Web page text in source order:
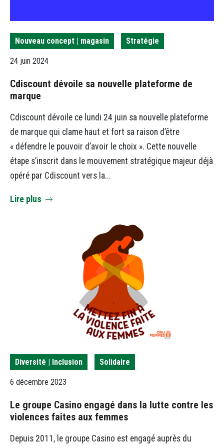
Nouveau concept | magasin Stratégie
24 juin 2024
Cdiscount dévoile sa nouvelle plateforme de
marque
Cdiscount dévoile ce lundi 24 juin sa nouvelle plateforme
de marque qui clame haut et fort sa raison d’être
« défendre le pouvoir d’avoir le choix ». Cette nouvelle
étape s’inscrit dans le mouvement stratégique majeur déjà
opéré par Cdiscount vers la...
Lire plus
Diversité | Inclusion Solidaire
6 décembre 2023
Le groupe Casino engagé dans la lutte contre les
violences faites aux femmes
Depuis 2011, le groupe Casino est engagé auprès du